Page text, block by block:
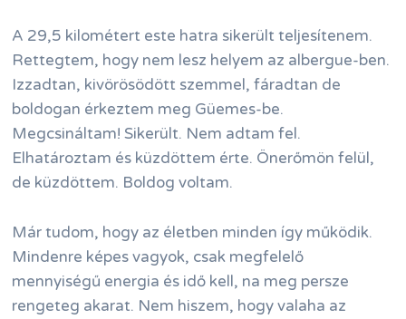
A 29,5 kilométert este hatra sikerült teljesítenem.
Rettegtem, hogy nem lesz helyem az albergue-ben.
Izzadtan, kivörösödött szemmel, fáradtan de
boldogan érkeztem meg Güemes-be.
Megcsináltam! Sikerült. Nem adtam fel.
Elhatároztam és küzdöttem érte. Önerőmön felül,
de küzdöttem. Boldog voltam.
Már tudom, hogy az életben minden így működik.
Mindenre képes vagyok, csak megfelelő
mennyiségű energia és idő kell, na meg persze
rengeteg akarat. Nem hiszem, hogy valaha az